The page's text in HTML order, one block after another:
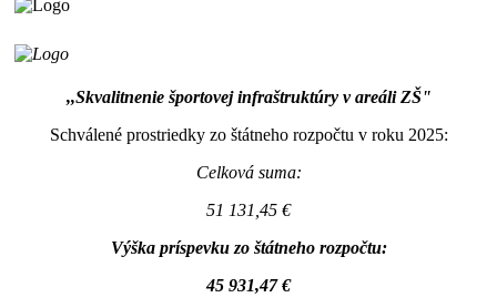
,,Skvalitnenie športovej infraštruktúry v areáli ZŠ"
Schválené prostriedky zo štátneho rozpočtu v roku 2025:
Celková suma:
51 131,45 €
Výška príspevku zo štátneho rozpočtu:
45 931,47 €